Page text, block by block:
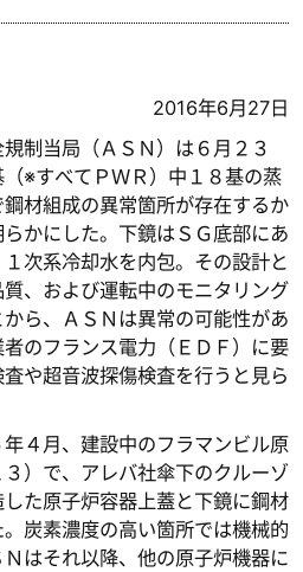
2016年6月27日
制当局（ＡＳＮ）は６月２３
※すべてＰＷＲ）中１８基の蒸
材組成の異常箇所が存在するか
かにした。下鏡はＳＧ底部にあ
次系冷却水を内包。その設計と
、および運転中のモニタリング
ら、ＡＳＮは異常の可能性があ
のフランス電力（ＥＤＦ）に要
や超音波探傷検査を行うと見ら
４月、建設中のフラマンビル原
）で、アレバ社傘下のクルーゾ
た原子炉容器上蓋と下鏡に鋼材
炭素濃度の高い箇所では機械的
はそれ以降、他の原子炉機器に